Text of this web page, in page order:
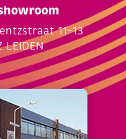
11-13
LEIDEN